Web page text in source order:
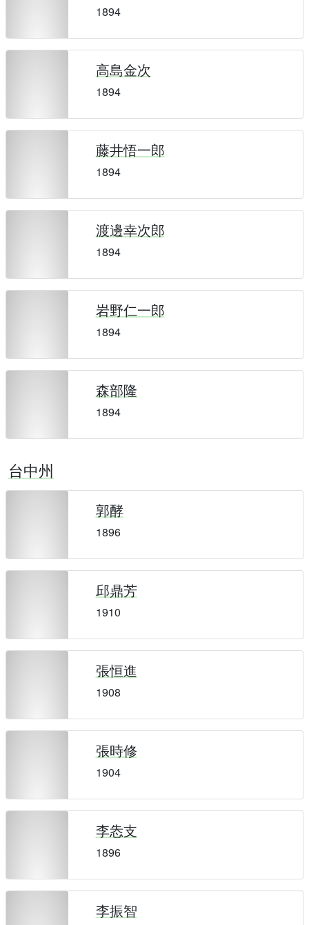
1894
高島金次
1894
藤井悟一郎
1894
渡邊幸次郎
1894
岩野仁一郎
1894
森部隆
1894
台中州
郭酵
1896
邱鼎芳
1910
張恒進
1908
張時修
1904
李怣支
1896
李振智